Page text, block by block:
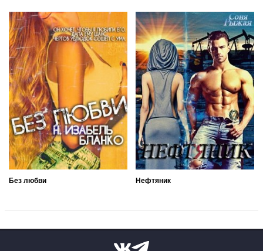
Без любви Нефтяник